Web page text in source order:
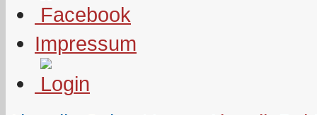
Impressum